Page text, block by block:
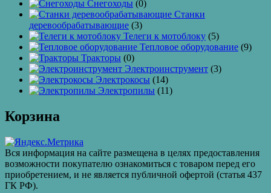
Снегоходы (0)
Станки
деревообрабатывающие (3)
Телеги к мотоблоку (5)
Тепловое оборудование (9)
Тракторы (0)
Электроинструмент (3)
Электрокосы (14)
Электропилы (11)
Корзина
Вся информация на сайте размещена в целях предоставления
возможности покупателю ознакомиться с товаром перед его
приобретением, и не является публичной офертой (статья 437
ГК РФ).